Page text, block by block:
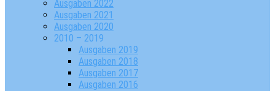
Ausgaben 2022
Ausgaben 2021
Ausgaben 2020
2010 – 2019
Ausgaben 2019
Ausgaben 2018
Ausgaben 2017
Ausgaben 2016